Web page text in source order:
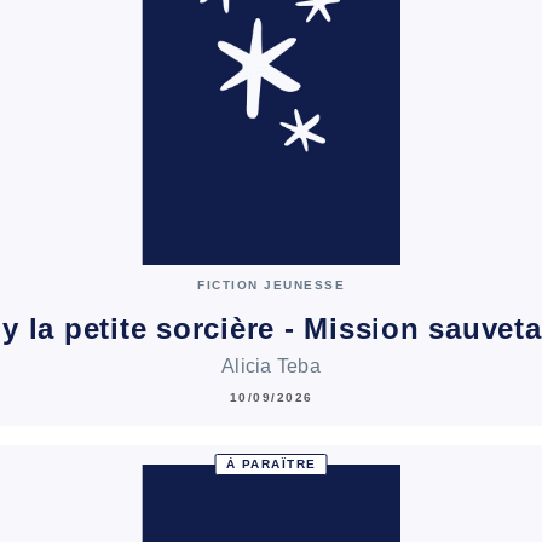
FICTION JEUNESSE
la petite sorcière - Mission
Alicia Teba
10/09/2026
À PARAÎTRE